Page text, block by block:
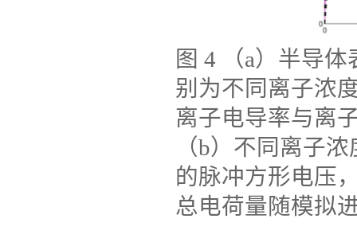
图 4 （a）半导体
别为不同离子浓
离子电导率与离
（b）不同离子
的脉冲方形电压
总电荷量随模拟